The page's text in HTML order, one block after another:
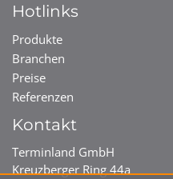
Hotlinks
Produkte
Branchen
Preise
Referenzen
Kontakt
Terminland GmbH
Kreuzberger Ring 44a